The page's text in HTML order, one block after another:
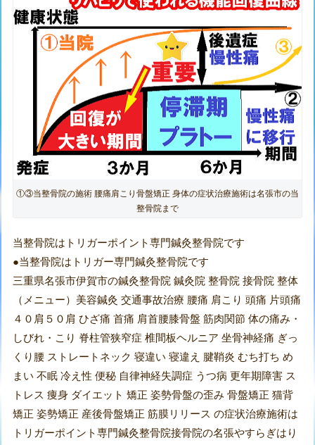
①③当整骨院の施術 腰痛肩こり骨盤矯正 身体の症状治療施術は名張市の当
整骨院まで
当整骨院はトリガーポイント専門鍼灸整骨院です
●当整骨院はトリガー専門鍼灸整骨院です
三重県名張市伊賀市の鍼灸整骨院 鍼灸院 整骨院 接骨院 整体
（メニュー）美容鍼灸 交通事故治療 腰痛 肩こり 頭痛 片頭痛
４０肩５０肩 ひざ痛 首痛 肩首腰膝骨盤 筋肉関節 体の痛み・
しびれ・こり 脊柱管狭窄症 椎間板ヘルニア 坐骨神経痛 ぎっ
くり腰 ストレートネック 寝違い 寝違え 腱鞘炎 むち打ち め
まい 不眠 冷え性 便秘 自律神経失調症 うつ病 更年期障害 ス
トレス 痩身 ダイエット 矯正 姿勢骨盤の歪み 骨盤矯正 猫背
矯正 姿勢矯正 産後骨盤矯正 筋膜リリース の症状治療施術は
トリガーポイント専門鍼灸整骨院接骨院の名張やすらぎはり